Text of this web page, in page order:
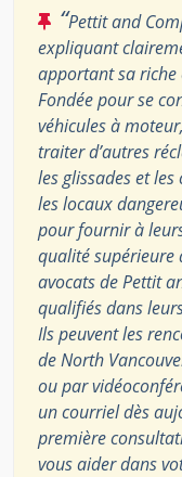
“Pettit and
expliquant
apportant sa riche
Fondée pour se
véhicules à
traiter d’autres
les glissades et
les locaux
pour fournir à
qualité supérieure
avocats de Pettit
qualifiés dans
Ils peuvent les
de North
ou par
un courriel dès
première
vous aider dans